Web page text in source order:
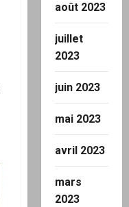
août 2023
juillet
2023
juin 2023
mai 2023
avril 2023
mars
2023